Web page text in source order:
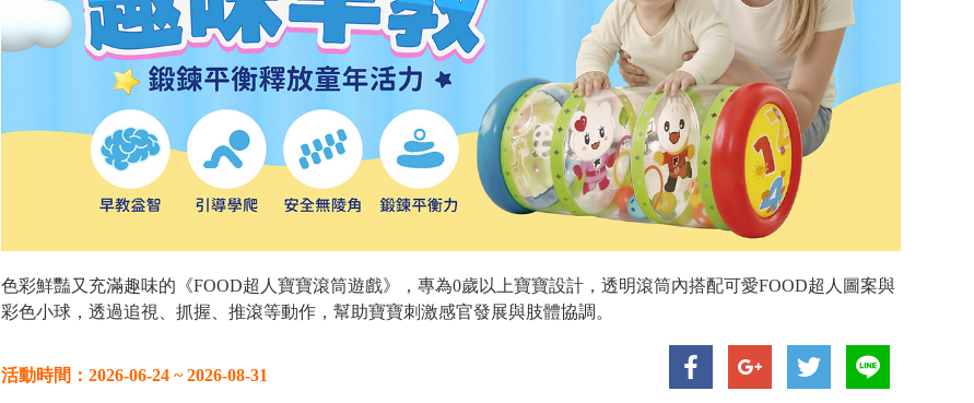
色彩鮮豔又充滿趣味的《FOOD超人寶寶滾筒遊戲》，專為0歲以上寶寶設計，透明滾筒內搭配可愛FOOD超人圖案與
彩色小球，透過追視、抓握、推滾等動作，幫助寶寶刺激感官發展與肢體協調。
活動時間：2026-06-24 ~ 2026-08-31